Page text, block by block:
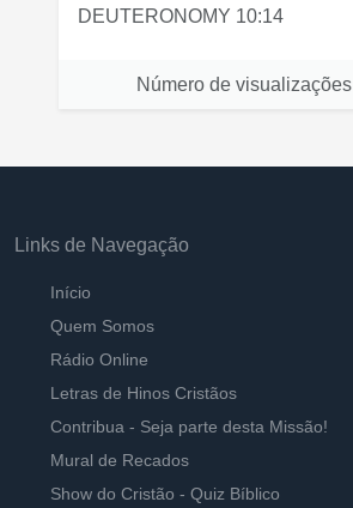
DEUTERONOMY 10:14
Número de visualizações
Links de Navegação
Início
Quem Somos
Rádio Online
Letras de Hinos Cristãos
Contribua - Seja parte desta Missão!
Mural de Recados
Show do Cristão - Quiz Bíblico